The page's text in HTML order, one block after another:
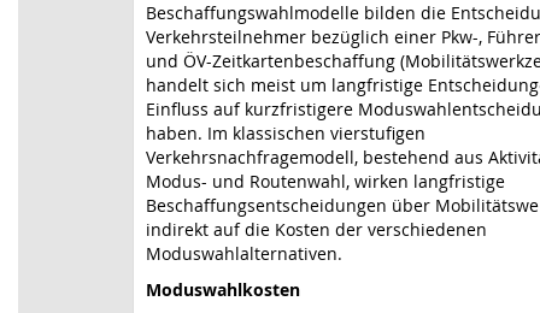
Beschaffungswahlmodelle bilden die
Verkehrsteilnehmer bezüglich einer Pkw-,
und ÖV-Zeitkartenbeschaffung
handelt sich meist um langfristige
Einfluss auf kurzfristigere
haben. Im klassischen vierstufigen
Verkehrsnachfragemodell, bestehend aus
Modus- und Routenwahl, wirken langfristige
Beschaffungsentscheidungen über
indirekt auf die Kosten der verschiedenen
Moduswahlalternativen.
Moduswahlkosten